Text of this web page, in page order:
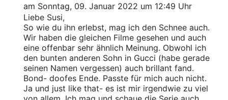
am Sonntag, 09. Januar 2022 um 12:49 Uhr
Liebe Susi,
So wie du ihn erlebst, mag ich den Schnee auch.
Wir haben die gleichen Filme gesehen und auch
eine offenbar sehr ähnlich Meinung. Obwohl ich
den bunten anderen Sohn in Gucci (habe gerade
seinen Namen vergessen) auch brillant fand.
Bond- doofes Ende. Passte für mich auch nicht.
Ja und just like that- es ist mir irgendwie zu viel